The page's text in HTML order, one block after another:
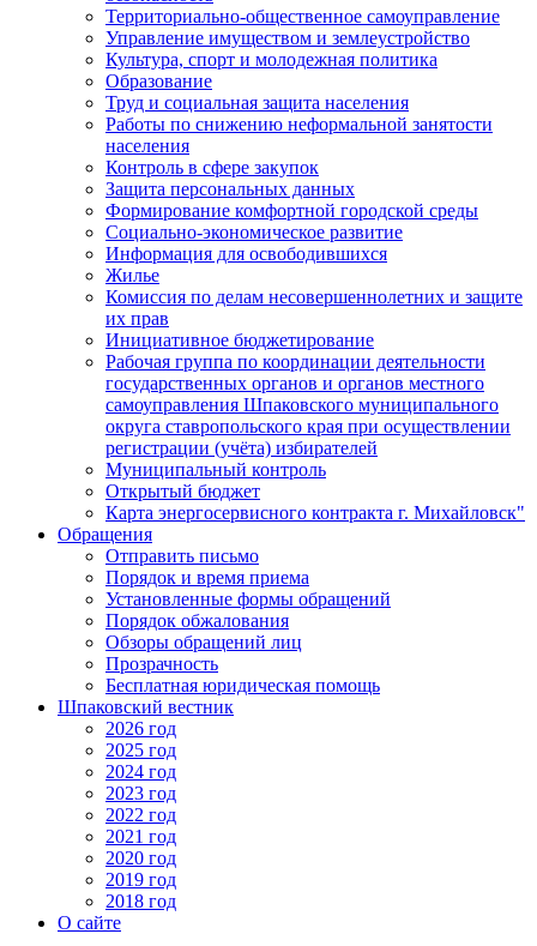
Территориально-общественное самоуправление
Управление имуществом и землеустройство
Культура, спорт и молодежная политика
Образование
Труд и социальная защита населения
Работы по снижению неформальной занятости
населения
Контроль в сфере закупок
Защита персональных данных
Формирование комфортной городской среды
Социально-экономическое развитие
Информация для освободившихся
Жилье
Комиссия по делам несовершеннолетних и защите
их прав
Инициативное бюджетирование
Рабочая группа по координации деятельности
государственных органов и органов местного
самоуправления Шпаковского муниципального
округа ставропольского края при осуществлении
регистрации (учёта) избирателей
Муниципальный контроль
Открытый бюджет
Карта энергосервисного контракта г. Михайловск"
Обращения
Отправить письмо
Порядок и время приема
Установленные формы обращений
Порядок обжалования
Обзоры обращений лиц
Прозрачность
Бесплатная юридическая помощь
Шпаковский вестник
2026 год
2025 год
2024 год
2023 год
2022 год
2021 год
2020 год
2019 год
2018 год
О сайте